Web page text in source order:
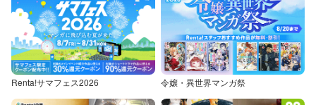
Renta!サマフェス2026 令嬢・異世界マンガ祭